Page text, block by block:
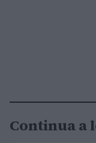
Continua a